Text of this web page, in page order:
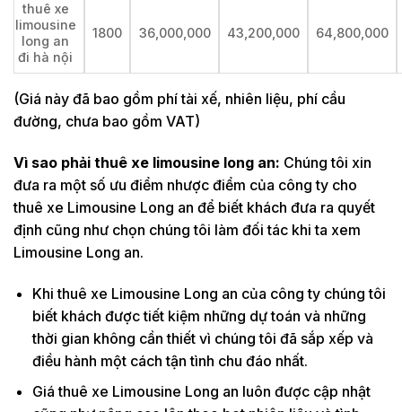
thuê xe
limousine
long an
đi hà nội
1800 36,000,000 43,200,000 64,800,000
(Giá này đã bao gồm phí tài xế, nhiên liệu, phí cầu
đường, chưa bao gồm VAT)
Vì sao phải thuê xe limousine long an: Chúng tôi xin
đưa ra một số ưu điểm nhược điểm của công ty cho
thuê xe Limousine Long an để biết khách đưa ra quyết
định cũng như chọn chúng tôi làm đối tác khi ta xem
Limousine Long an.
Khi thuê xe Limousine Long an của công ty chúng tôi
biết khách được tiết kiệm những dự toán và những
thời gian không cần thiết vì chúng tôi đã sắp xếp và
điều hành một cách tận tình chu đáo nhất.
Giá thuê xe Limousine Long an luôn được cập nhật